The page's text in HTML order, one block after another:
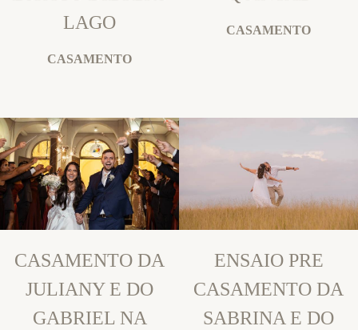
LAGO
CASAMENTO
CASAMENTO
CASAMENTO DA
JULIANY E DO
GABRIEL NA
ENSAIO PRE
CASAMENTO DA
SABRINA E DO